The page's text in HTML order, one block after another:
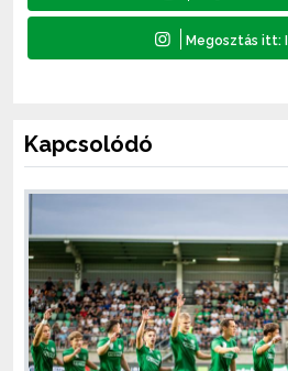
Kapcsolódó